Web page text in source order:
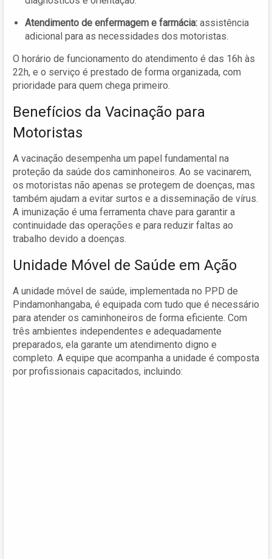
Atendimento de enfermagem e farmácia: assistência
adicional para as necessidades dos motoristas.
O horário de funcionamento do atendimento é das 16h às
22h, e o serviço é prestado de forma organizada, com
prioridade para quem chega primeiro.
Benefícios da Vacinação para
Motoristas
A vacinação desempenha um papel fundamental na
proteção da saúde dos caminhoneiros. Ao se vacinarem,
os motoristas não apenas se protegem de doenças, mas
também ajudam a evitar surtos e a disseminação de vírus.
A imunização é uma ferramenta chave para garantir a
continuidade das operações e para reduzir faltas ao
trabalho devido a doenças.
Unidade Móvel de Saúde em Ação
A unidade móvel de saúde, implementada no PPD de
Pindamonhangaba, é equipada com tudo que é necessário
para atender os caminhoneiros de forma eficiente. Com
três ambientes independentes e adequadamente
preparados, ela garante um atendimento digno e
completo. A equipe que acompanha a unidade é composta
por profissionais capacitados, incluindo: